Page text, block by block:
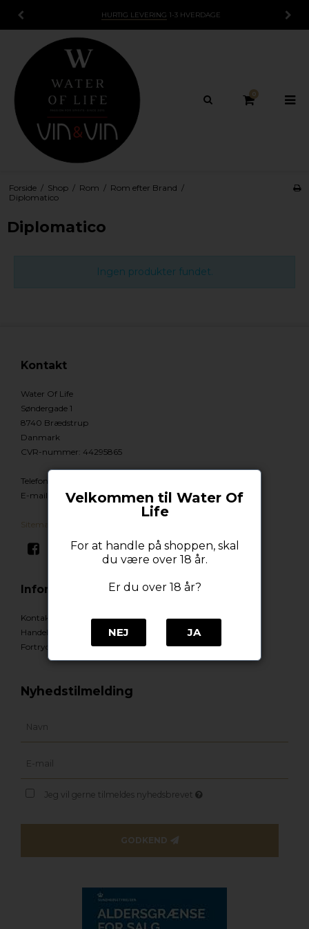
HURTIG LEVERING 1-3 HVERDAGE
0
Forside / Shop / Rom / Rom efter Brand /
Diplomatico
Diplomatico
Ingen produkter fundet.
Kontakt
Water Of Life
Søndergade 1
8740 Brædstrup
Danmark
CVR-nummer: 44295865
Telefonnr.
E-mail
Info@wateroflife.dk
Sitemap
Information
Kontakt
Handelsbetingelser
Fortrydelsesformular
Nyhedstilmelding
Jeg vil gerne tilmeldes nyhedsbrevet
GODKEND
Velkommen til Water Of
Life
For at handle på shoppen, skal
du være over 18 år.
Er du over 18 år?
NEJ JA